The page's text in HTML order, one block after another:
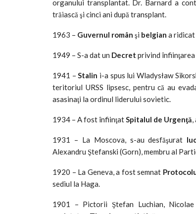
organului transplantat. Dr. Barnard a
trăiască şi cinci ani după transplant.
1963 – Guvernul român şi belgian a ridicat
1949 – S-a dat un Decret privind înfiinţarea
1941 –Stalin i-a spus lui Wladysław
teritoriul URSS lipsesc, pentru că au
asasinaţi la ordinul liderului sovietic.
1934 – A fost înfiinţatSpitalul de Urgenţă,
1931 – La Moscova, s-au desfăşurat
Alexandru Ştefanski (Gorn), membru al
1920 – La Geneva, a fost semnat
sediul la Haga.
1901 – Pictorii Ştefan Luchian,